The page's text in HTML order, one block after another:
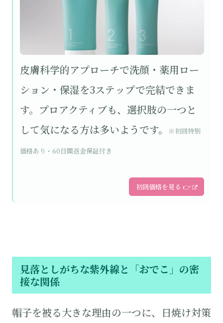
皮膚科学的アプローチで洗顔・薬用ロー
ション・保湿を3ステップで完結できま
す。プロアクティブも、選択肢の一つと
して気になる方は多いようです。
※初回特別
価格あり・60日間返金保証付き
初回価格を見る 👉
見落としがちな紫外線と「おでこ」の密
接な関係
帽子を被る大きな理由の一つに、日焼け対策